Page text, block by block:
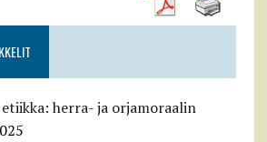
herra- ja orjamoraalin